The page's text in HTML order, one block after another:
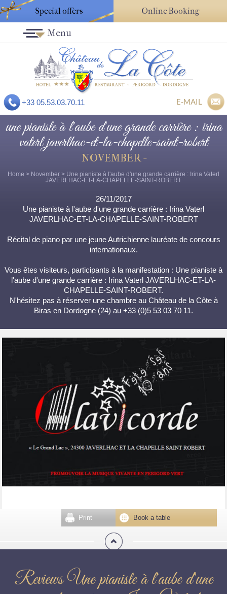
Special offers Online Booking
+33 05.53.03.70.11 E-MAIL
Menu
une pianiste à l'aube d'une grande carrière : irina
vaterl javerlhac-et-la-chapelle-saint-robert
NOVEMBER -
Home > November > Une pianiste à l'aube d'une grande carrière : Irina Vaterl
JAVERLHAC-ET-LA-CHAPELLE-SAINT-ROBERT
26/11/2017
Une pianiste à l'aube d'une grande carrière : Irina Vaterl
JAVERLHAC-ET-LA-CHAPELLE-SAINT-ROBERT
Récital de piano par une jeune Autrichienne lauréate de concours
internationaux.
Vous êtes visiteurs, participants à la manifestation : Une pianiste à
l'aube d'une grande carrière : Irina Vaterl JAVERLHAC-ET-LA-
CHAPELLE-SAINT-ROBERT.
N'hésitez pas à réserver une chambre au Château de la Côte à
Biras en Dordogne (24) au +33 (0)5 53 03 70 11.
Book a table
Print
Reviews Une pianiste à l'aube d'une